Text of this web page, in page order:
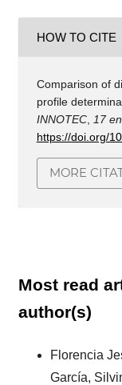
HOW TO CITE
Comparison of
profile
INNOTEC, 17
https://doi.org/
MORE
Most read
author(s)
Florencia
García,